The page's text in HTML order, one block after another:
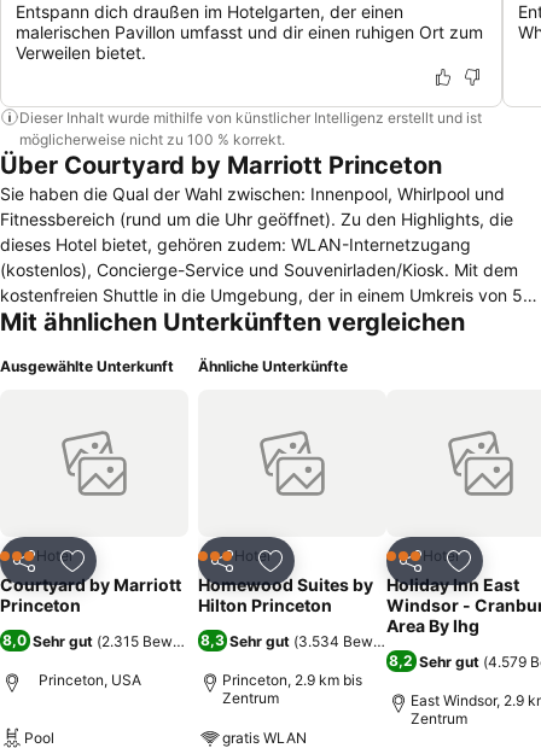
Entspann dich draußen im Hotelgarten, der einen
malerischen Pavillon umfasst und dir einen ruhigen Ort zum
Verweilen bietet.
Dieser Inhalt wurde mithilfe von künstlicher Intelligenz erstellt und ist
möglicherweise nicht zu 100 % korrekt.
Über Courtyard by Marriott Princeton
Sie haben die Qual der Wahl zwischen: Innenpool, Whirlpool und
Fitnessbereich (rund um die Uhr geöffnet). Zu den Highlights, die
dieses Hotel bietet, gehören zudem: WLAN-Internetzugang
(kostenlos), Concierge-Service und Souvenirladen/Kiosk. Mit dem
kostenfreien Shuttle in die Umgebung, der in einem Umkreis von 5
miles fährt, erreichen Sie bequem zahlreiche Attraktionen.In der
Badezimmer zur Verfügung. Für eine angenehme Nachtruhe sorgt in
vorhanden. Besten Urlaubskomfort bieten ein Internetzugang, ein
Telefon, ein TV-Gerät und WiFi. In den Badezimmern ist ein
Haartrockner vorhanden. Das Haus bietet Familienzimmer und
morning for a reasonably-priced, healthy hot breakfast buffet
including eggs made just the way you like them!.This New Jersey
hotel is close to local businesses, dining, and area attractions.6 km
zum Stadtzentrum 64 km bis zum Flughafen (newark) 97 km bis
zum Flughafen (philadelphia) 6 km zum nächstgelegenen Bahnhof
(princeton junction train stati) -1 km zur nächstgelegenen
Mit ähnlichen Unterkünften vergleichen
Ausgewählte Unterkunft
Teilen Zu Favoriten hinzufügen
3 SterneHotel
Courtyard by Marriott
Princeton
8,0 Sehr gut (2.315 Bewertungen)
Princeton, USA
Pool
Ähnliche Unterkünfte
Teilen Zu Favoriten hinzufügen
3 SterneHotel
Homewood Suites by
Hilton Princeton
8,3 Sehr gut (3.534 Bewertungen
Princeton, 2.9 km bis
Zentrum
gratis WLAN
Teilen Zu
3 SterneHotel
Holiday Inn East
Windsor -
Area By Ihg
8,2 Sehr gut (4.579
East Windsor, 2.9
Zentrum